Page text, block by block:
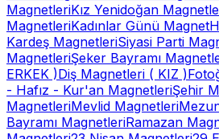
MagnetleriKız Yenidoğan
MagnetleriKadınlar Günü Magnet
Kardeş MagnetleriSiyasi Parti
MagnetleriŞeker Bayramı
ERKEK )Diş Magnetleri ( KIZ )
- Hafız - Kur'an MagnetleriŞehir
MagnetleriMevlid Magnetleri
Bayramı MagnetleriRamazan